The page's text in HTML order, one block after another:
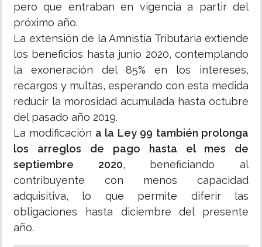
pero que entraban en vigencia a partir del
próximo año.
La extensión de la Amnistía Tributaria extiende
los beneficios hasta junio 2020, contemplando
la exoneración del 85% en los intereses,
recargos y multas, esperando con esta medida
reducir la morosidad acumulada hasta octubre
del pasado año 2019.
La modificación a la Ley 99 también prolonga
los arreglos de pago hasta el mes de
septiembre 2020, beneficiando al
contribuyente con menos capacidad
adquisitiva, lo que permite diferir las
obligaciones hasta diciembre del presente
año.